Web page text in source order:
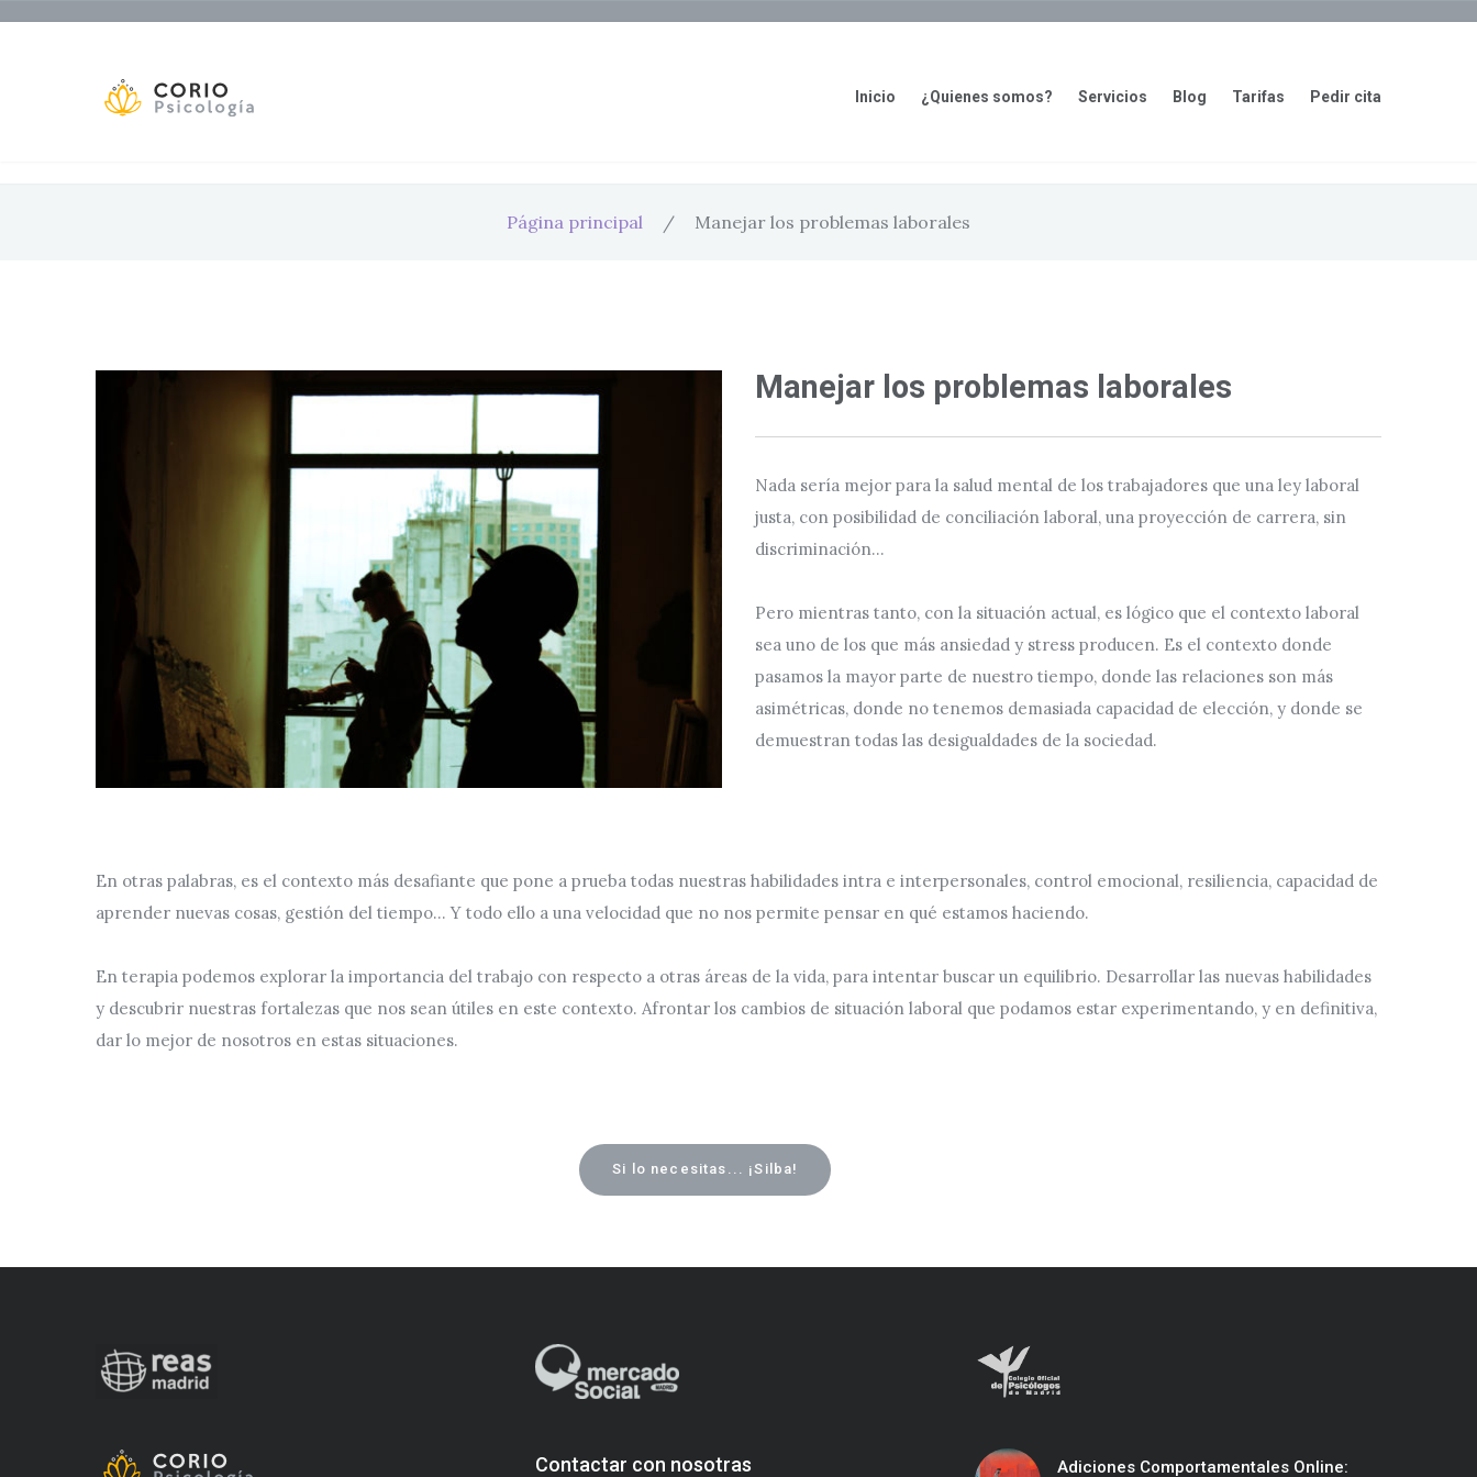
Inicio ¿Quienes somos? Servicios Blog Tarifas Pedir cita
Página principal / Manejar los problemas laborales
Manejar los problemas laborales
Nada sería mejor para la salud mental de los trabajadores que una ley laboral
justa, con posibilidad de conciliación laboral, una proyección de carrera, sin
discriminación...
Pero mientras tanto, con la situación actual, es lógico que el contexto laboral
sea uno de los que más ansiedad y stress producen. Es el contexto donde
pasamos la mayor parte de nuestro tiempo, donde las relaciones son más
asimétricas, donde no tenemos demasiada capacidad de elección, y donde se
demuestran todas las desigualdades de la sociedad.
En otras palabras, es el contexto más desafiante que pone a prueba todas nuestras habilidades intra e interpersonales, control emocional, resiliencia, capacidad de
aprender nuevas cosas, gestión del tiempo... Y todo ello a una velocidad que no nos permite pensar en qué estamos haciendo.
En terapia podemos explorar la importancia del trabajo con respecto a otras áreas de la vida, para intentar buscar un equilibrio. Desarrollar las nuevas habilidades
y descubrir nuestras fortalezas que nos sean útiles en este contexto. Afrontar los cambios de situación laboral que podamos estar experimentando, y en definitiva,
dar lo mejor de nosotros en estas situaciones.
Si lo necesitas... ¡Silba!
Contactar con nosotras Adiciones Comportamentales Online: